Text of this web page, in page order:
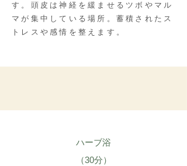
す。頭皮は神経を緩ませるツボやマル
マが集中している場所。蓄積されたス
トレスや感情を整えます。
ハーブ浴
​（30分）